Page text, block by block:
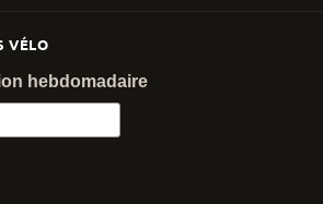
VÉLO
hebdomadaire